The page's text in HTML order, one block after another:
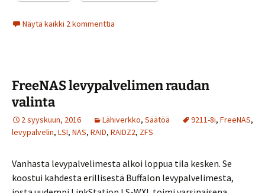
Näytä kaikki 2 kommenttia
FreeNAS levypalvelimen raudan
valinta
2 syyskuun, 2016 Lähiverkko, Säätöä 9211-8i, FreeNAS,
levypalvelin, LSI, NAS, RAID, RAIDZ2, ZFS
Vanhasta levypalvelimesta alkoi loppua tila kesken. Se
koostui kahdesta erillisestä Buffalon levypalvelimesta,